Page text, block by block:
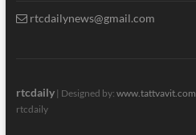
rtcdailynews@gmail.com
rtcdaily| Designed by: www.tattvavit.com
rtcdaily